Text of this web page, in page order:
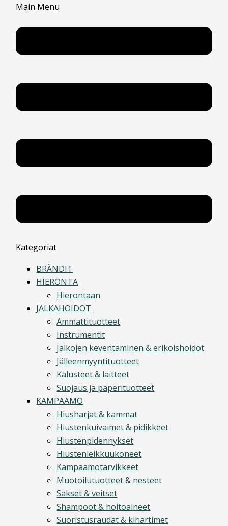
Main Menu
Kategoriat
BRÄNDIT
HIERONTA
Hierontaan
JALKAHOIDOT
Ammattituotteet
Instrumentit
Jalkojen keventäminen & erikoishoidot
Jälleenmyyntituotteet
Kalusteet & laitteet
Suojaus ja paperituotteet
KAMPAAMO
Hiusharjat & kammat
Hiustenkuivaimet & pidikkeet
Hiustenpidennykset
Hiustenleikkuukoneet
Kampaamotarvikkeet
Muotoilutuotteet & nesteet
Sakset & veitset
Shampoot & hoitoaineet
Suoristusraudat & kihartimet